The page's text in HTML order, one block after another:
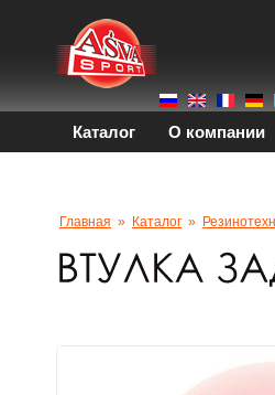
Каталог О компании
Главная » Каталог »